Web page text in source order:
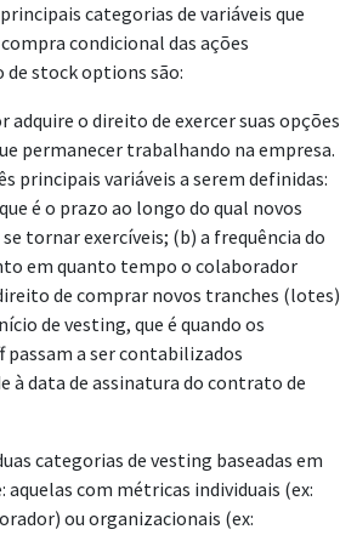
categorias de variáveis que
condicional das ações
stock options são:
adquire o direito de exercer suas opções
permanecer trabalhando na empresa.
principais variáveis a serem definidas:
é o prazo ao longo do qual novos
tornar exercíveis; (b) a frequência do
em quanto tempo o colaborador
de comprar novos tranches (lotes)
de vesting, que é quando os
passam a ser contabilizados
à data de assinatura do contrato de
categorias de vesting baseadas em
com métricas individuais (ex:
ou organizacionais (ex: